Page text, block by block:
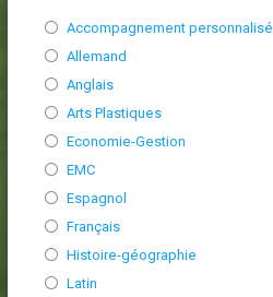
Accompagnement personnalisé
Allemand
Anglais
Arts Plastiques
Economie-Gestion
EMC
Espagnol
Français
Histoire-géographie
Latin